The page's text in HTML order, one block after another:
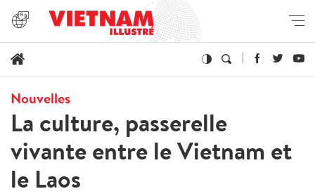
Nouvelles
La culture, passerelle
vivante entre le Vietnam et
le Laos